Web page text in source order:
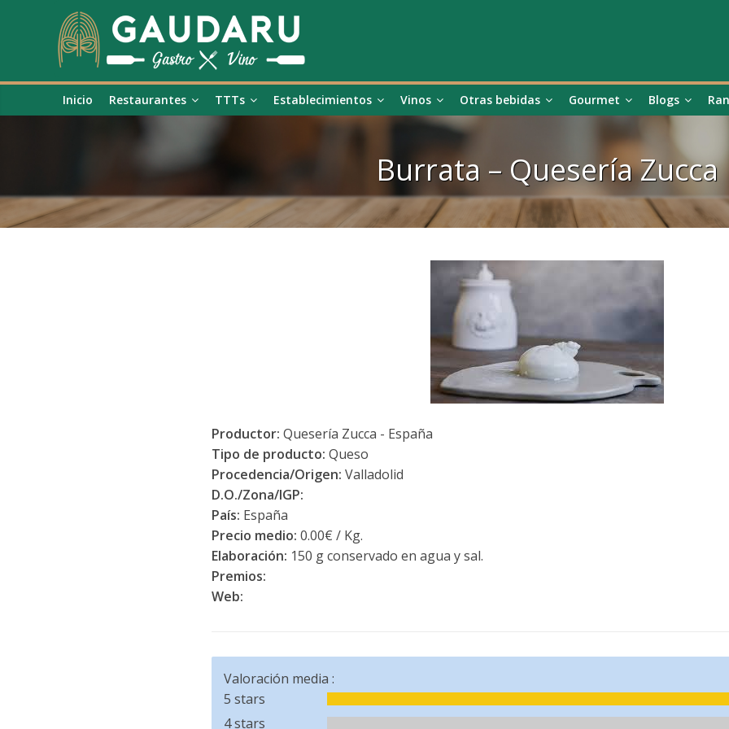
Inicio Restaurantes TTTs Establecimientos Vinos Otras bebidas Gourmet Blogs
Burrata – Quesería Zucca
Productor: Quesería Zucca - España
Tipo de producto: Queso
Procedencia/Origen: Valladolid
D.O./Zona/IGP:
País: España
Precio medio: 0.00€ / Kg.
Elaboración: 150 g conservado en agua y sal.
Premios:
Web:
Valoración media :
5 stars
4 stars